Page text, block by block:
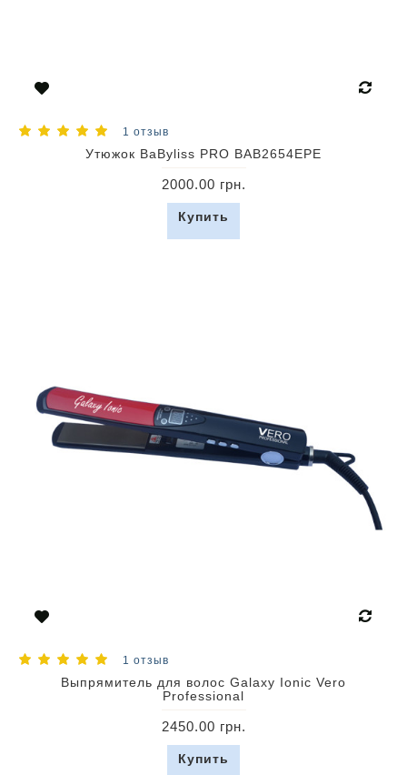
1 отзыв
Утюжок BaByliss PRO BAB2654EPE
2000.00 грн.
Купить
1 отзыв
Выпрямитель для волос Galaxy Ionic Vero
Professional
2450.00 грн.
Купить